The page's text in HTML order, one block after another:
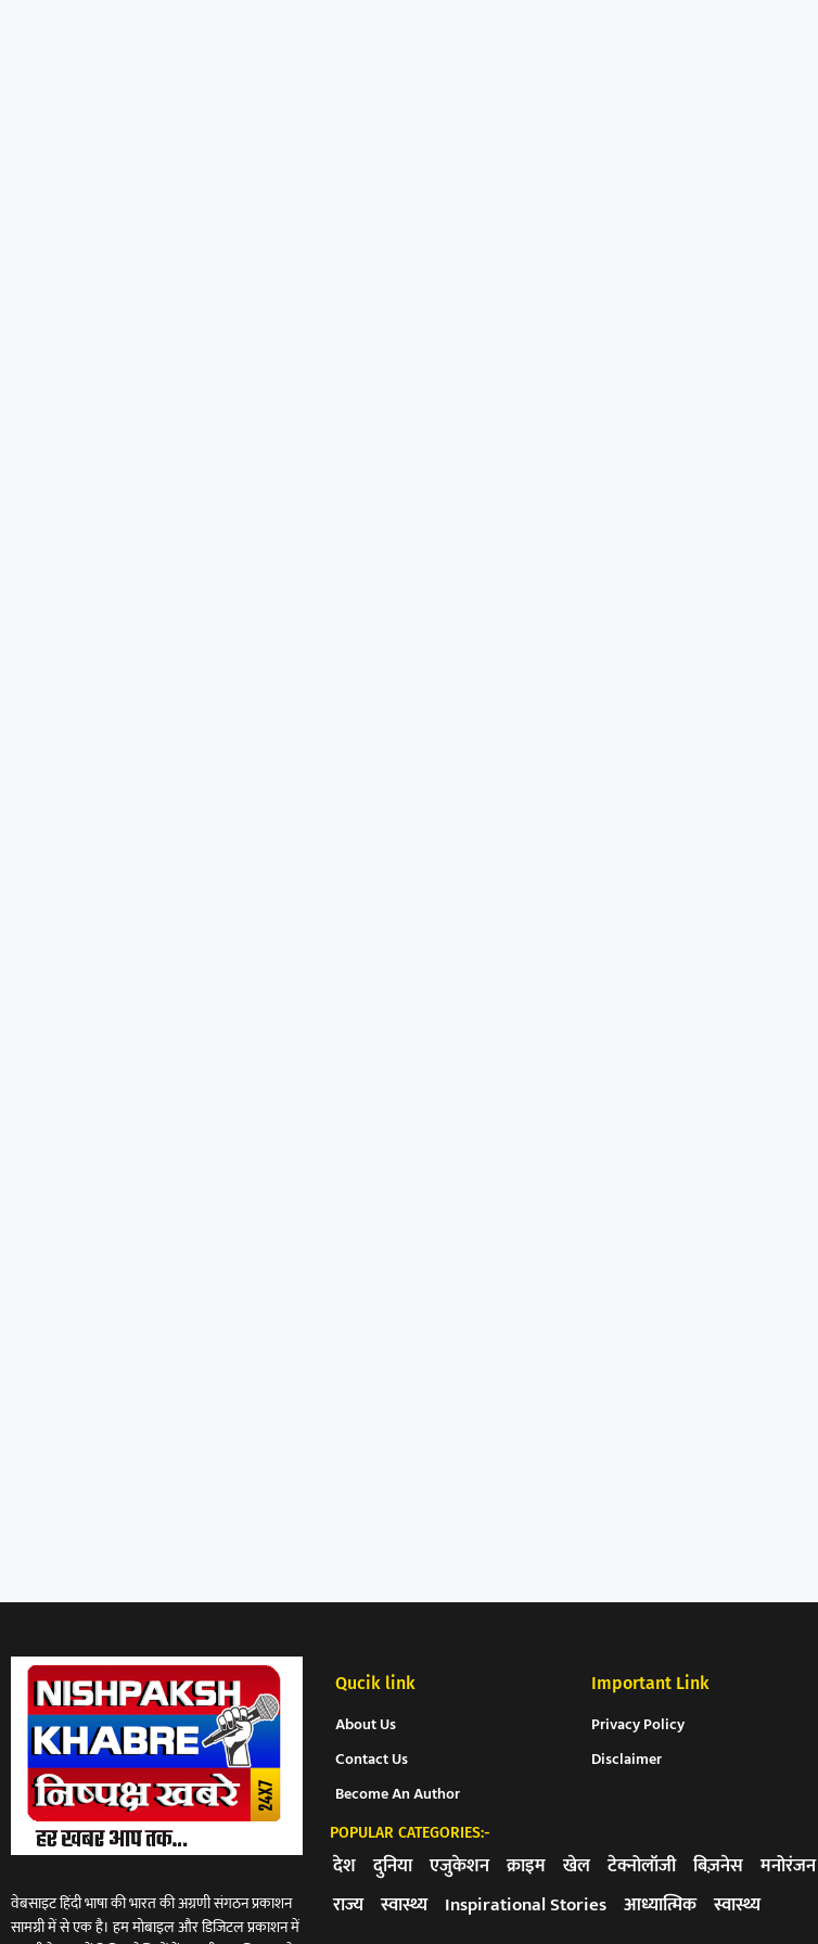
वेबसाइट हिंदी भाषा की भारत की अग्रणी संगठन प्रकाशन
सामग्री में से एक है। हम मोबाइल और डिजिटल प्रकाशन में
Qucik link
About Us
Contact Us
Become An Author
Important Link
Privacy Policy
Disclaimer
POPULAR CATEGORIES:-
देश दुनिया एजुकेशन क्राइम खेल टेक्नोलॉजी बिज़नेस मनोरंजन
राज्य स्वास्थ्य Inspirational Stories आध्यात्मिक स्वास्थ्य